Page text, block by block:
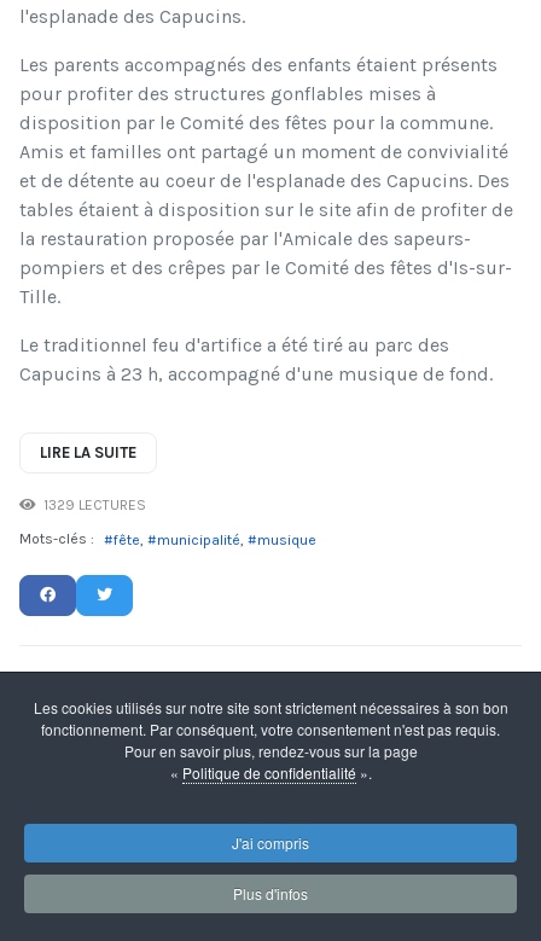
l'esplanade des Capucins.
Les parents accompagnés des enfants étaient présents
pour profiter des structures gonflables mises à
disposition par le Comité des fêtes pour la commune.
Amis et familles ont partagé un moment de convivialité
et de détente au coeur de l'esplanade des Capucins. Des
tables étaient à disposition sur le site afin de profiter de
la restauration proposée par l'Amicale des sapeurs-
pompiers et des crêpes par le Comité des fêtes d'Is-sur-
Tille.
Le traditionnel feu d'artifice a été tiré au parc des
Capucins à 23 h, accompagné d'une musique de fond.
LIRE LA SUITE
1329 LECTURES
Mots-clés :
fête municipalité musique
LUNDI 1 AOÛT 2022
Les cookies utilisés sur notre site sont strictement nécessaires à son bon
fonctionnement. Par conséquent, votre consentement n'est pas requis.
Pour en savoir plus, rendez-vous sur la page
« Politique de confidentialité ».
J'ai compris
Plus d'infos